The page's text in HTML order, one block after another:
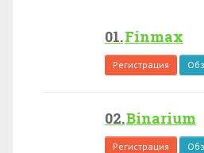
Finmax
Регистрация
Binarium
Регистрация